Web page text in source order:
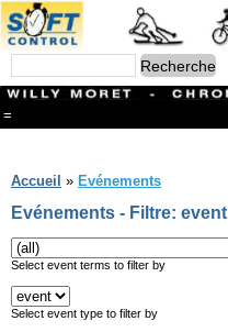
=
Branches
CONTACT
Ski ALPIN
Triathlon
Ski Nordique
Courses à pieds
Accueil » Evénements
Evénements - Filtre: event
Select event terms to filter by
Select event type to filter by